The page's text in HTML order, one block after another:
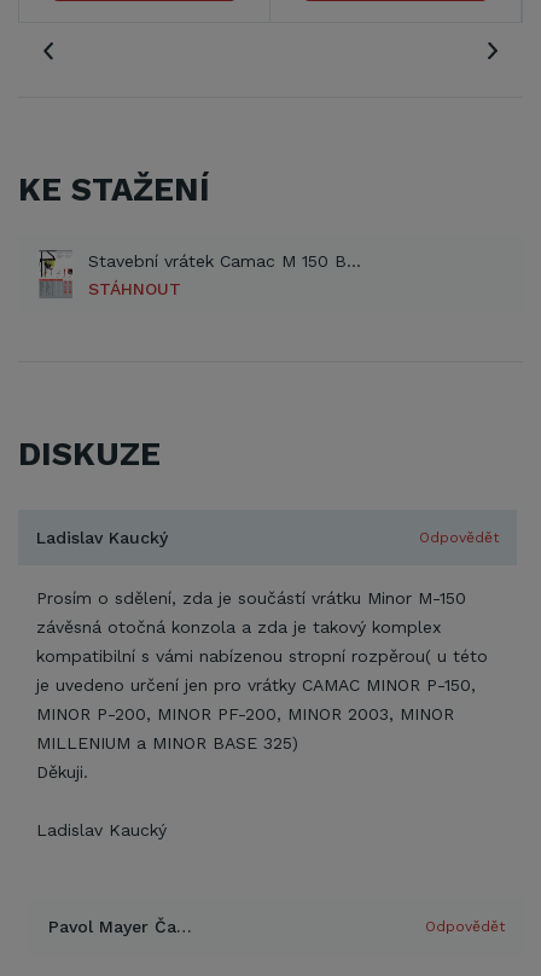
KE STAŽENÍ
Stavební vrátek Camac M 150 BRICO Prospekt (PDF)
STÁHNOUT
DISKUZE
Ladislav Kaucký Odpovědět
Prosím o sdělení, zda je součástí vrátku Minor M-150
závěsná otočná konzola a zda je takový komplex
kompatibilní s vámi nabízenou stropní rozpěrou( u této
je uvedeno určení jen pro vrátky CAMAC MINOR P-150,
MINOR P-200, MINOR PF-200, MINOR 2003, MINOR
MILLENIUM a MINOR BASE 325)
Děkuji.
Ladislav Kaucký
Pavol Mayer Čajka Odpovědět